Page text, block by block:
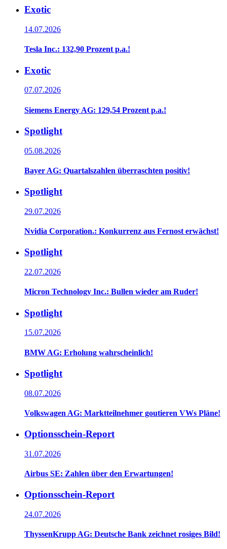
Exotic
14.07.2026
Tesla Inc.: 132,90 Prozent p.a.!
Exotic
07.07.2026
Siemens Energy AG: 129,54 Prozent p.a.!
Spotlight
05.08.2026
Bayer AG: Quartalszahlen überraschten positiv!
Spotlight
29.07.2026
Nvidia Corporation.: Konkurrenz aus Fernost erwächst!
Spotlight
22.07.2026
Micron Technology Inc.: Bullen wieder am Ruder!
Spotlight
15.07.2026
BMW AG: Erholung wahrscheinlich!
Spotlight
08.07.2026
Volkswagen AG: Marktteilnehmer goutieren VWs Pläne!
Optionsschein-Report
31.07.2026
Airbus SE: Zahlen über den Erwartungen!
Optionsschein-Report
24.07.2026
ThyssenKrupp AG: Deutsche Bank zeichnet rosiges Bild!